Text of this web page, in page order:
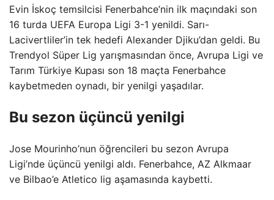
Evin İskoç temsilcisi Fenerbahce’nin ilk maçındaki son
16 turda UEFA Europa Ligi 3-1 yenildi. Sarı-
Lacivertliler’in tek hedefi Alexander Djiku’dan geldi. Bu
Trendyol Süper Lig yarışmasından önce, Avrupa Ligi ve
Tarım Türkiye Kupası son 18 maçta Fenerbahce
kaybetmeden oynadı, bir yenilgi yaşadılar.
Bu sezon üçüncü yenilgi
Jose Mourinho’nun öğrencileri bu sezon Avrupa
Ligi’nde üçüncü yenilgi aldı. Fenerbahce, AZ Alkmaar
ve Bilbao’e Atletico lig aşamasında kaybetti.